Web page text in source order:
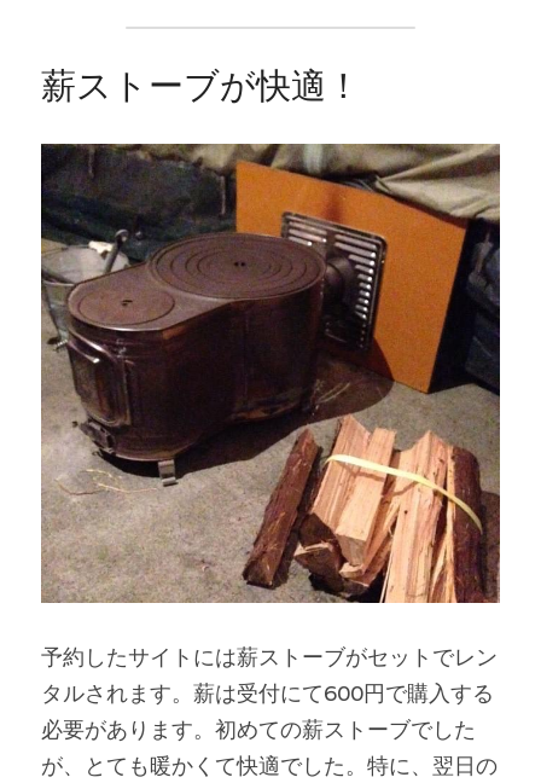
薪ストーブが快適！
予約したサイトには薪ストーブがセットでレン
タルされます。薪は受付にて600円で購入する
必要があります。初めての薪ストーブでした
が、とても暖かくて快適でした。特に、翌日の